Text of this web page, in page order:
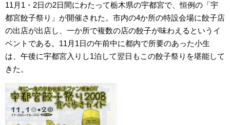
11月1・2日の2日間にわたって栃木県の宇都宮で、恒例の「宇
都宮餃子祭り」が開催された。市内の4か所の特設会場に餃子店
の出店が出店し、一か所で複数の店の餃子が味わえるというイ
ベントである。11月1日の午前中に都内で所要のあった小生
は、午後に宇都宮入りし1泊して翌日もこの餃子祭りを堪能して
きた。